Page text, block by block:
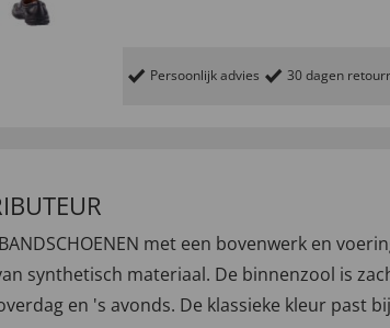
Persoonlijk advies 30 dagen
met een bovenwerk en
synthetisch materiaal. De binnenzool is
en 's avonds. De klassieke kleur past